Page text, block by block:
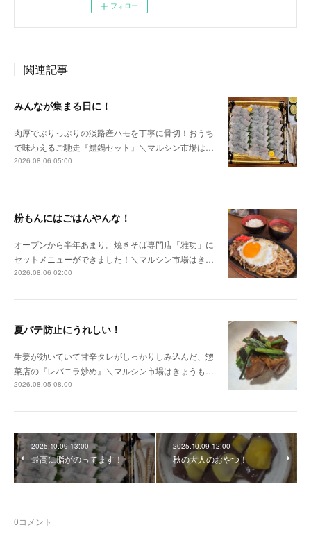
フォロー
関連記事
みんなが集まる日に！
肉厚でぷりっぷりの淡路産ハモを丁寧に骨切！おうち
で味わえるご馳走『鱧鍋セット』＼マルシン市場は…
2026.08.06 05:00
粉もんにはごはんやんな！
オープンから半年あまり。焼きそば専門店「雅功」に
セットメニューができました！＼マルシン市場はき…
2026.08.06 02:00
夏バテ防止にうれしい！
生姜が効いていて甘辛タレがしっかりしみ込んだ、惣
菜店の『レバニラ炒め』＼マルシン市場はきょうも…
2026.08.05 08:00
2025.10.09 13:00
最高に脂がのってます！
2025.10.09 12:00
秋の大人のおやつ！
0コメント